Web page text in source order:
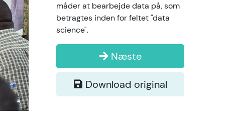
måder at bearbejde data på, som
betragtes inden for feltet "data
science".
Næste
Download original